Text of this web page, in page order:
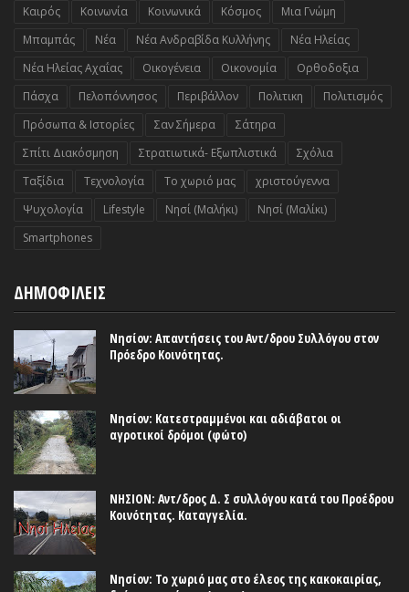
Καιρός
Κοινωνία Κοινωνικά Κόσμος
Μια Γνώμη
Μπαμπάς
Νέα Νέα Ανδραβίδα Κυλλήνης
Νέα Ηλείας
Νέα Ηλείας Αχαΐας
Οικογένεια Οικονομία
Ορθοδοξια
Πάσχα
Πελοπόννησος Περιβάλλον Πολιτικη
Πολιτισμός
Πρόσωπα & Ιστορίες
Σαν Σήμερα
Σάτηρα
Σπίτι Διακόσμηση
Στρατιωτικά- Εξωπλιστικά
Σχόλια
Ταξίδια
Τεχνολογία Το χωριό μας
χριστούγεννα
Ψυχολογία
Lifestyle Nησί (Μαλήκι)
Nησί (Μαλίκι)
Smartphones
ΔΗΜΟΦΙΛΕΙΣ
Νησίον: Απαντήσεις του Αντ/δρου Συλλόγου στον
Πρόεδρο Κοινότητας.
Νησίον: Κατεστραμμένοι και αδιάβατοι οι
αγροτικοί δρόμοι (φώτο)
ΝΗΣΙΟΝ: Αντ/δρος Δ. Σ συλλόγου κατά του Προέδρου
Κοινότητας. Καταγγελία.
Νησίον: Το χωριό μας στο έλεος της κακοκαιρίας,